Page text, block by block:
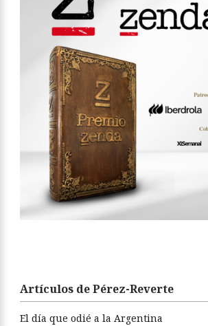
Artículos de Pérez-Reverte
El día que odié a la Argentina